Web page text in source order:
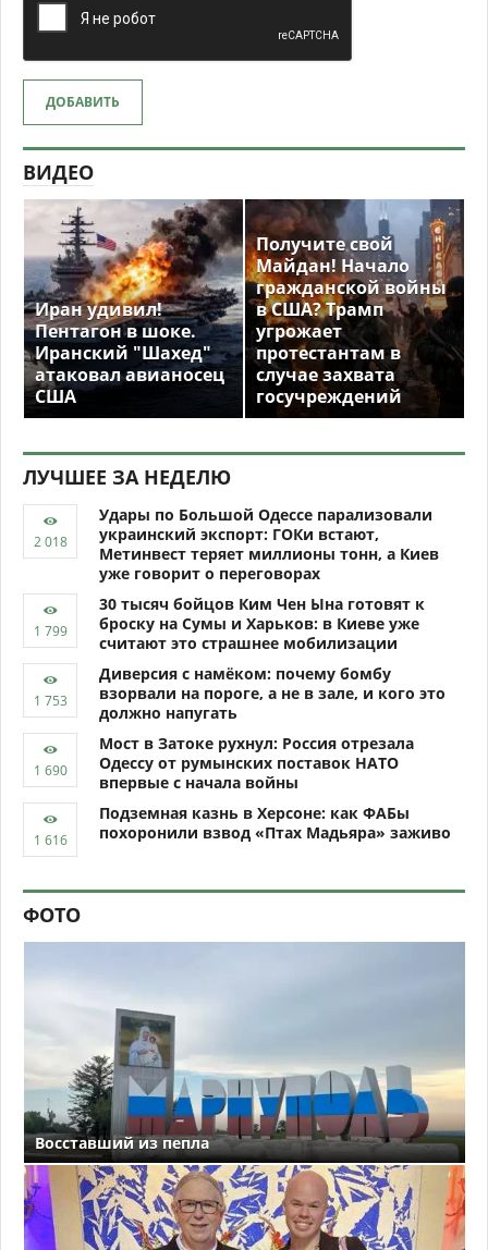
ДОБАВИТЬ
ВИДЕО
Иран удивил!
Пентагон в шоке.
Иранский "Шахед"
атаковал авианосец
США
Получите свой
Майдан! Начало
гражданской войны
в США? Трамп
угрожает
протестантам в
случае захвата
госучреждений
ЛУЧШЕЕ ЗА НЕДЕЛЮ
Удары по Большой Одессе парализовали
украинский экспорт: ГОКи встают,
Метинвест теряет миллионы тонн, а Киев
уже говорит о переговорах
30 тысяч бойцов Ким Чен Ына готовят к
броску на Сумы и Харьков: в Киеве уже
считают это страшнее мобилизации
Диверсия с намёком: почему бомбу
взорвали на пороге, а не в зале, и кого это
должно напугать
Мост в Затоке рухнул: Россия отрезала
Одессу от румынских поставок НАТО
впервые с начала войны
Подземная казнь в Херсоне: как ФАБы
похоронили взвод «Птах Мадьяра» заживо
ФОТО
Восставший из пепла